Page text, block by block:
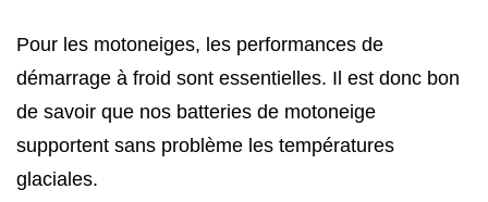
Pour les motoneiges, les performances de
démarrage à froid sont essentielles. Il est donc bon
de savoir que nos batteries de motoneige
supportent sans problème les températures
glaciales.